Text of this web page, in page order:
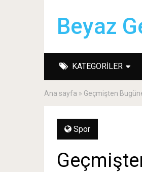
Beyaz
KATEGORILER
Ana sayfa » Geçmişten
Spor